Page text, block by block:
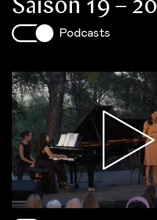
Saison 19 – 20
Podcasts